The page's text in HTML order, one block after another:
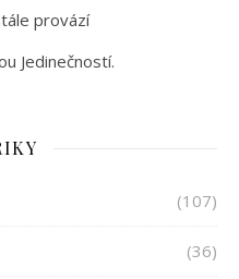
provází
Jedinečností.
(107)
(36)